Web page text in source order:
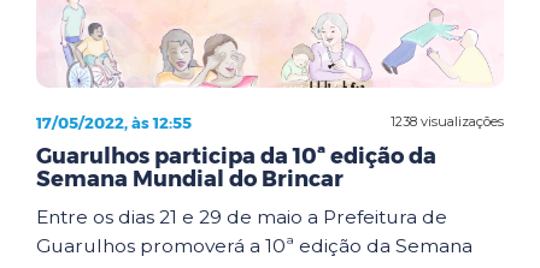
1238 visualizações
17/05/2022, às 12:55
Guarulhos participa da 10ª edição da
Semana Mundial do Brincar
Entre os dias 21 e 29 de maio a Prefeitura de
Guarulhos promoverá a 10ª edição da Semana